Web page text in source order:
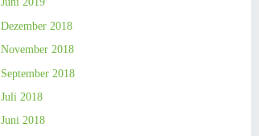
Dezember 2018
November 2018
September 2018
Juli 2018
Juni 2018